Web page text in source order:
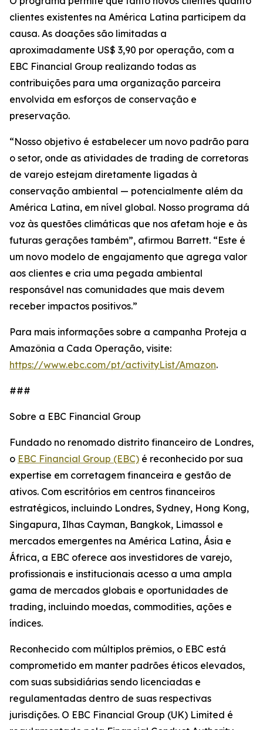
clientes existentes na América Latina participem da
causa. As doações são limitadas a
aproximadamente US$ 3,90 por operação, com a
EBC Financial Group realizando todas as
contribuições para uma organização parceira
envolvida em esforços de conservação e
preservação.
“Nosso objetivo é estabelecer um novo padrão para
o setor, onde as atividades de trading de corretoras
de varejo estejam diretamente ligadas à
conservação ambiental — potencialmente além da
América Latina, em nível global. Nosso programa dá
voz às questões climáticas que nos afetam hoje e às
futuras gerações também”, afirmou Barrett. “Este é
um novo modelo de engajamento que agrega valor
aos clientes e cria uma pegada ambiental
responsável nas comunidades que mais devem
receber impactos positivos.”
Para mais informações sobre a campanha Proteja a
Amazônia a Cada Operação, visite:
https://www.ebc.com/pt/activityList/Amazon.
###
Sobre a EBC Financial Group
Fundado no renomado distrito financeiro de Londres,
o EBC Financial Group (EBC) é reconhecido por sua
expertise em corretagem financeira e gestão de
ativos. Com escritórios em centros financeiros
estratégicos, incluindo Londres, Sydney, Hong Kong,
Singapura, Ilhas Cayman, Bangkok, Limassol e
mercados emergentes na América Latina, Ásia e
África, a EBC oferece aos investidores de varejo,
profissionais e institucionais acesso a uma ampla
gama de mercados globais e oportunidades de
trading, incluindo moedas, commodities, ações e
índices.
Reconhecido com múltiplos prêmios, o EBC está
comprometido em manter padrões éticos elevados,
com suas subsidiárias sendo licenciadas e
regulamentadas dentro de suas respectivas
jurisdições. O EBC Financial Group (UK) Limited é